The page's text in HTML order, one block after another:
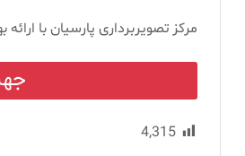
مرکز تصویربرداری پارسیان با
4,315